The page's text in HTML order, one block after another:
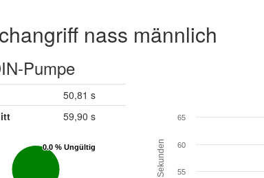
nass männlich
Pumpe
50,81 s
59,90 s
0.0 % Ungültig
0.0 % Ungültig Sekunden 55
60
65